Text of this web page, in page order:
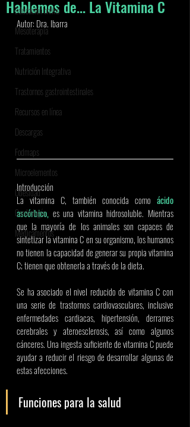
Educación online
Mesoterapia
Tratamientos
Nutrición Integrativa
Trastornos gastrointestinales
Recursos en línea
Descargas
Fodmaps
Microelementos
Obesidad
Cardiología
Medicamentos
Hablemos de... La Vitamina C
Autor: Dra. Ibarra
Introducción
La vitamina C, también conocida como ácido
ascórbico, es una vitamina hidrosoluble. Mientras
que la mayoría de los animales son capaces de
sintetizar la vitamina C en su organismo, los humanos
no tienen la capacidad de generar su propia vitamina
C; tienen que obtenerla a través de la dieta.
Se ha asociado el nivel reducido de vitamina C con
una serie de trastornos cardiovasculares, inclusive
enfermedades cardiacas, hipertensión, derrames
cerebrales y ateroesclerosis, así como algunos
cánceres. Una ingesta suficiente de vitamina C puede
ayudar a reducir el riesgo de desarrollar algunas de
estas afecciones.
Funciones para la salud